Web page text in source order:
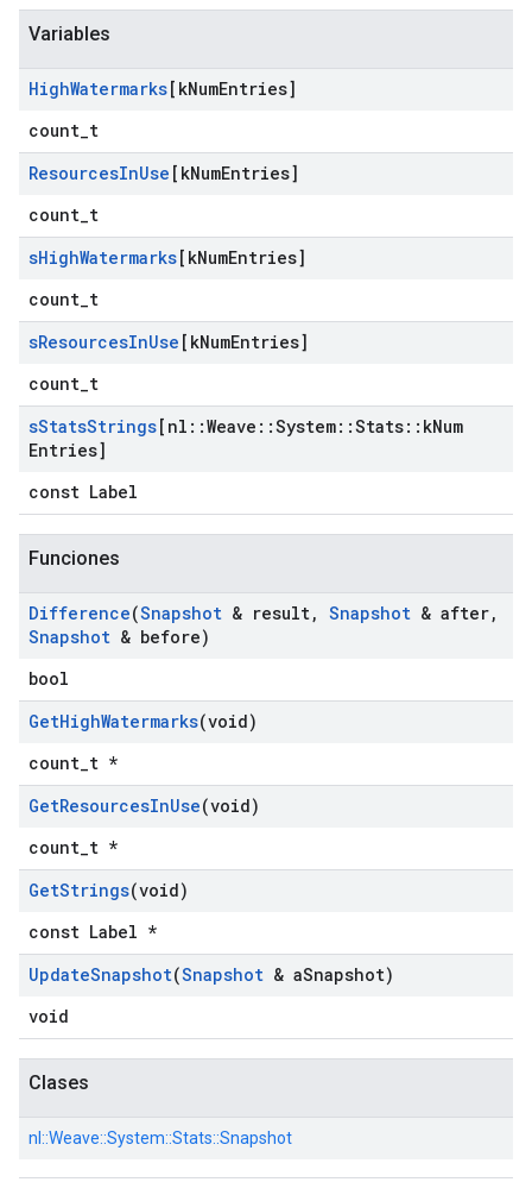
Variables
HighWatermarks[kNumEntries]
count_t
ResourcesInUse [kNumEntries]
count_t
sHighWatermarks[kNumEntries]
count_t
sResourcesInUse [kNumEntries]
count_t
sStatsStrings[nl ::Weave ::System::Stats:: kNum
Entries]
const Label
Funciones
Difference(Snapshot & result, Snapshot & after,
Snapshot & before)
bool
GetHighWatermarks(void)
count_t *
GetResourcesInUse(void)
count_t *
GetStrings(void)
const Label *
UpdateSnapshot(Snapshot & aSnapshot)
void
Clases
nl::Weave::System::Stats::Snapshot